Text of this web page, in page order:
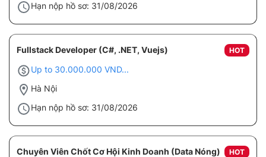
Hạn nộp hồ sơ: 31/08/2026
HOT
Fullstack Developer (C#, .NET, Vuejs)
Up to 30.000.000 VND...
Hà Nội
Hạn nộp hồ sơ: 31/08/2026
HOT
Chuyên Viên Chốt Cơ Hội Kinh Doanh (Data Nóng)